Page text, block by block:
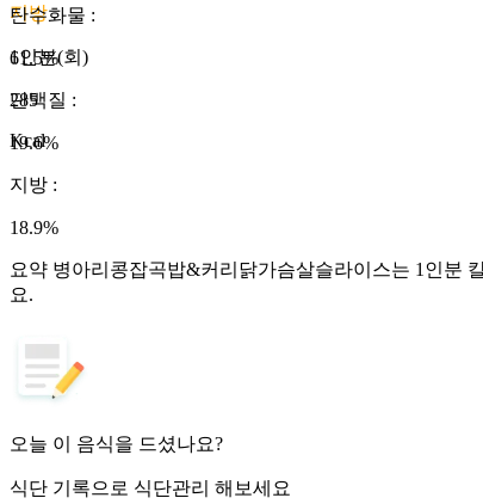
지방
1인분(회)
285
Kcal
탄수화물 :
61.5%
단백질 :
19.6%
지방 :
18.9%
요약 병아리콩잡곡밥&커리닭가슴살슬라이스는 1인분
요.
오늘 이 음식을 드셨나요?
식단 기록으로 식단관리 해보세요